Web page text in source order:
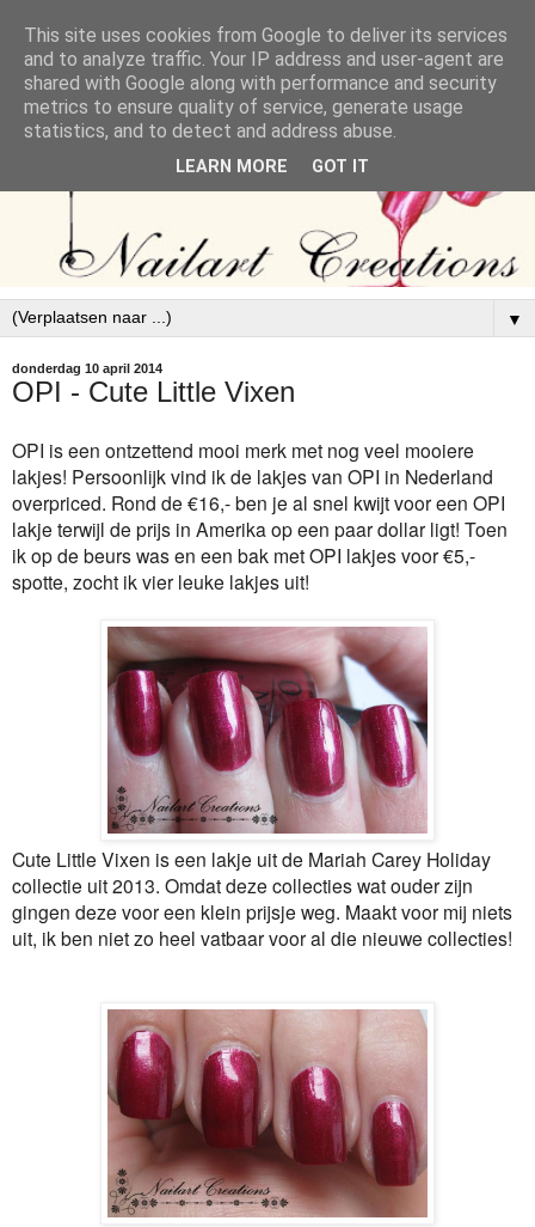
▼
donderdag 10 april 2014
OPI - Cute Little Vixen
OPI is een ontzettend mooi merk met nog veel mooiere
lakjes! Persoonlijk vind ik de lakjes van OPI in Nederland
overpriced. Rond de €16,- ben je al snel kwijt voor een OPI
lakje terwijl de prijs in Amerika op een paar dollar ligt! Toen
ik op de beurs was en een bak met OPI lakjes voor €5,-
spotte, zocht ik vier leuke lakjes uit!
Cute Little Vixen is een lakje uit de Mariah Carey Holiday
collectie uit 2013. Omdat deze collecties wat ouder zijn
gingen deze voor een klein prijsje weg. Maakt voor mij niets
uit, ik ben niet zo heel vatbaar voor al die nieuwe collecties!
This site uses cookies from Google to deliver its services
and to analyze traffic. Your IP address and user-agent are
shared with Google along with performance and security
metrics to ensure quality of service, generate usage
statistics, and to detect and address abuse.
LEARN MORE GOT IT